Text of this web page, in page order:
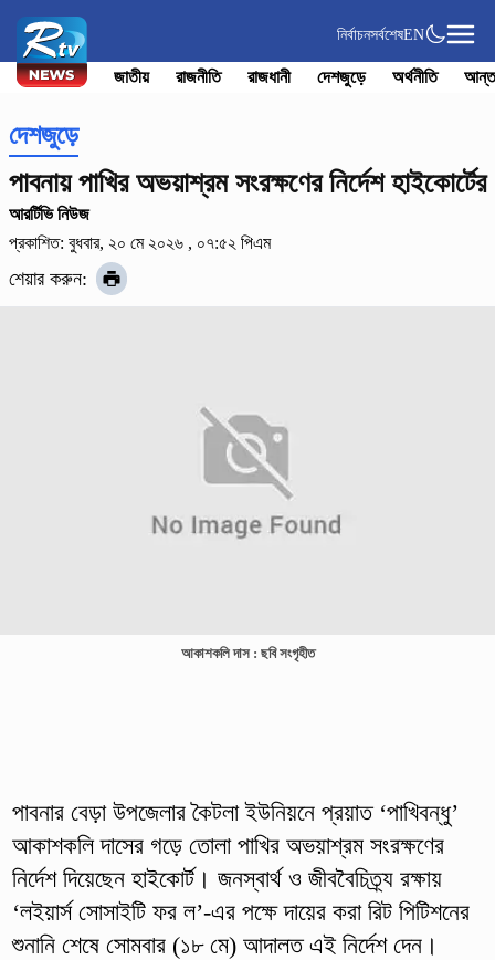
নির্বাচনসর্বশেষEN
জাতীয় রাজনীতি রাজধানী দেশজুড়ে অর্থনীতি
দেশজুড়ে
পাবনায় পাখির অভয়াশ্রম সংরক্ষণের নির্দেশ হাইকোর্টের
আরর্টিভি নিউজ
প্রকাশিত: বুধবার, ২০ মে ২০২৬ , ০৭:৫২ পিএম
শেয়ার করুন:
আকাশকলি দাস : ছবি সংগৃহীত
পাবনার বেড়া উপজেলার কৈটলা ইউনিয়নে প্রয়াত ‘পাখিবন্ধু’
আকাশকলি দাসের গড়ে তোলা পাখির অভয়াশ্রম সংরক্ষণের
নির্দেশ দিয়েছেন হাইকোর্ট। জনস্বার্থ ও জীববৈচিত্র্য রক্ষায়
‘লইয়ার্স সোসাইটি ফর ল’-এর পক্ষে দায়ের করা রিট পিটিশনের
শুনানি শেষে সোমবার (১৮ মে) আদালত এই নির্দেশ দেন।